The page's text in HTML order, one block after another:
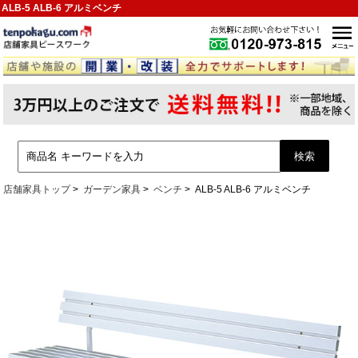
ALB-5 ALB-6 アルミベンチ
店舗家具トップ ガーデン家具 ベンチ ALB-5 ALB-6 アルミベンチ